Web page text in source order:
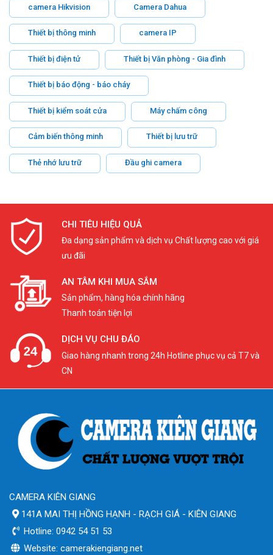
camera Hikvision Camera Dahua
Thiết bị thông minh camera IP
Thiết bị điện tử Thiết bị Văn phòng - Gia đình
Thiết bị báo động - báo cháy
Thiết bị kiểm soát cửa Máy chấm công
Cảm biến thông minh Thiết bị lưu trữ
Thẻ nhớ lưu trữ Đầu ghi camera
CHI TIÊU HIỆU QUẢ
Đa dạng sản phẩm và dịch vụ Chất lượng cao với giá
ưu đãi
AN TÂM KHI MUA SẮM
Sản phẩm, hàng hóa chính hãng
Thanh toán tiện lợi
DỊCH VỤ CHU ĐÁO
Giao hàng nhanh trong 24h Hotline phục vụ cả T7 và
CN
CAMERA KIÊN GIANG
141A MAI THỊ HỒNG HẠNH - RẠCH GIÁ - KIÊN GIANG
Hotline: 0942 54 51 53
Website: camerakiengiang.net